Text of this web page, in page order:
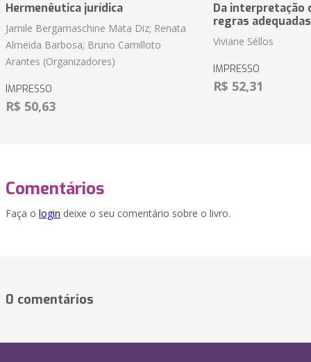
Hermenêutica jurídica
Jamile Bergamaschine Mata Diz; Renata
Almeida Barbosa; Bruno Camilloto
Arantes (Organizadores)
IMPRESSO
R$ 50,63
Da interpretação
regras
Viviane Séllos
IMPRESSO
R$ 52,31
Comentários
Faça o login deixe o seu comentário sobre o livro.
0 comentários